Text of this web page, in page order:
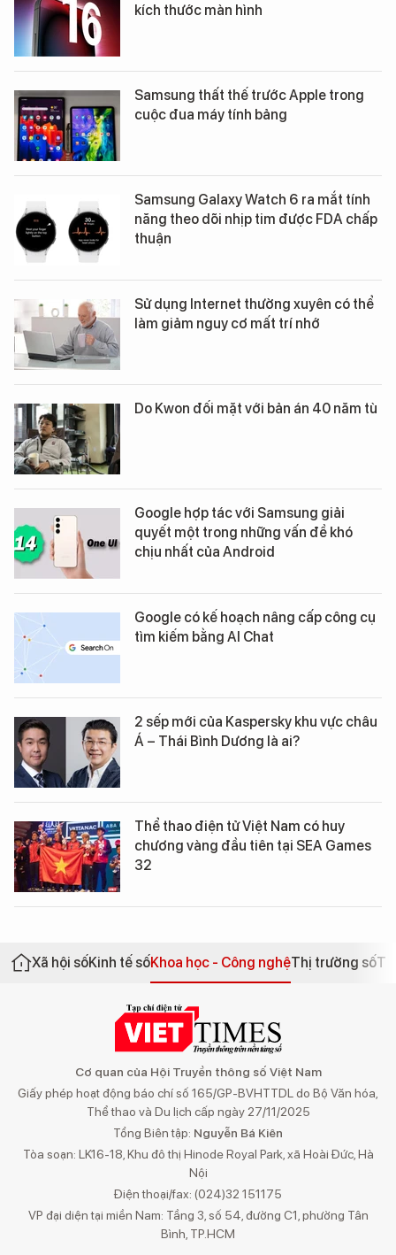
kích thước màn hình
Samsung thất thế trước Apple trong
cuộc đua máy tính bảng
Samsung Galaxy Watch 6 ra mắt tính
năng theo dõi nhịp tim được FDA chấp
thuận
Sử dụng Internet thường xuyên có thể
làm giảm nguy cơ mất trí nhớ
Do Kwon đối mặt với bản án 40 năm tù
Google hợp tác với Samsung giải
quyết một trong những vấn đề khó
chịu nhất của Android
Google có kế hoạch nâng cấp công cụ
tìm kiếm bằng AI Chat
2 sếp mới của Kaspersky khu vực châu
Á – Thái Bình Dương là ai?
Thể thao điện tử Việt Nam có huy
chương vàng đầu tiên tại SEA Games
32
Xã hội sốKinh tế sốKhoa học - Công nghệThị trường số
Cơ quan của Hội Truyền thông số Việt Nam
Giấy phép hoạt động báo chí số 165/GP-BVHTTDL do Bộ Văn hóa,
Thể thao và Du lịch cấp ngày 27/11/2025
Tổng Biên tập: Nguyễn Bá Kiên
Tòa soạn: LK16-18, Khu đô thị Hinode Royal Park, xã Hoài Đức, Hà
Nội
Điện thoại/fax: (024)32 151175
VP đại diện tại miền Nam: Tầng 3, số 54, đường C1, phường Tân
Bình, TP.HCM